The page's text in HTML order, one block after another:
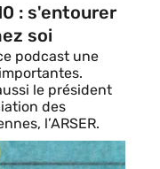
: s'entourer
soi
podcast une
le président
des
l’ARSER.